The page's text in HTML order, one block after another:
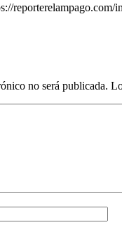
reporterelampago.com/
no será publicada.